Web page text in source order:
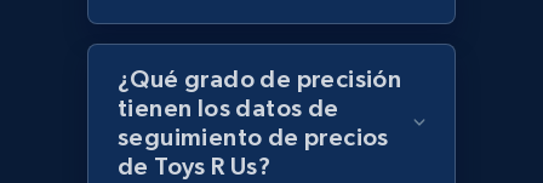
Lowes.com - Gather data on products using
specified keywords
URL, Domain, Marketplace pn, Sku, Other pn,
Model number, Gtin ean pn, Product name, and
¿Qué grado de precisión
tienen los datos de
seguimiento de precios
de Toys R Us?